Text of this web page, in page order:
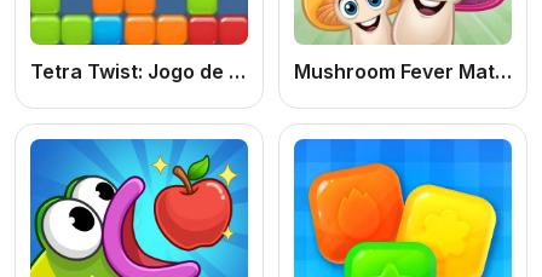
Tetra Twist: Jogo de Puzzle Online Grátis de Blocos e Estratégia Mushroom Fever Match 3